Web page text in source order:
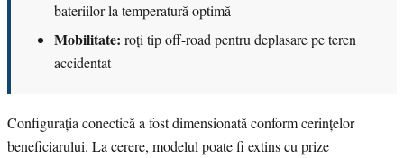
bateriilor la temperatură optimă
Mobilitate: roți tip off-road pentru deplasare pe teren
accidentat
Configurația conectică a fost dimensionată conform cerințelor
beneficiarului. La cerere, modelul poate fi extins cu prize